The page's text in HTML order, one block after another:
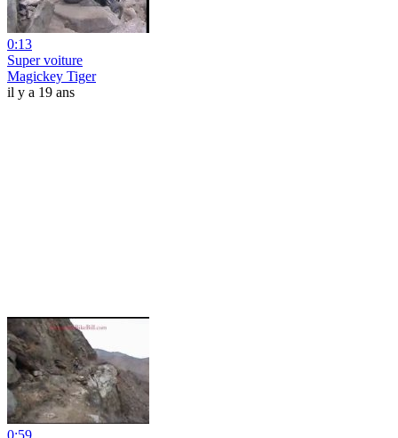
0:13
Super voiture
Magickey Tiger
il y a 19 ans